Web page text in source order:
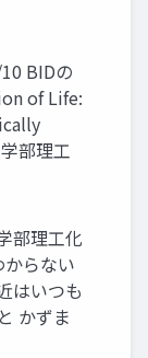
BIDの
of Life:
部理工
部理工化
らない
はいつも
かずま